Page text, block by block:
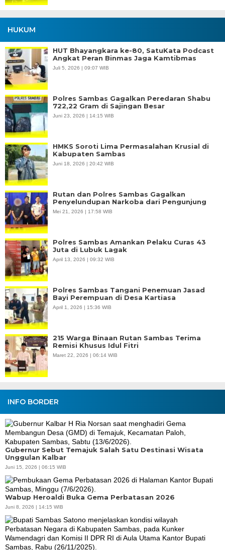
HUKUM
HUT Bhayangkara ke-80, SatuKata Podcast
Angkat Peran Binmas Jaga Kamtibmas
Juli 5, 2026 | 09:07 WIB
Polres Sambas Gagalkan Peredaran Shabu
722,22 Gram di Sajingan Besar
Juni 23, 2026 | 14:15 WIB
HMKS Soroti Lima Permasalahan Krusial di
Kabupaten Sambas
Juni 18, 2026 | 20:42 WIB
Rutan dan Polres Sambas Gagalkan
Penyelundupan Narkoba dari Pengunjung
Mei 21, 2026 | 17:58 WIB
Polres Sambas Amankan Pelaku Curas 43
Juta di Lubuk Lagak
April 13, 2026 | 09:32 WIB
Polres Sambas Tangani Penemuan Jasad
Bayi Perempuan di Desa Kartiasa
April 1, 2026 | 15:36 WIB
215 Warga Binaan Rutan Sambas Terima
Remisi Khusus Idul Fitri
Maret 22, 2026 | 06:14 WIB
INFO BORDER
Gubernur Sebut Temajuk Salah Satu Destinasi Wisata
Unggulan Kalbar
Juni 15, 2026 | 06:15 WIB
Wabup Heroaldi Buka Gema Perbatasan 2026
Juni 8, 2026 | 14:15 WIB